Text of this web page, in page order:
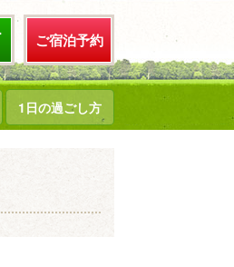
ご宿泊予約
1日の過ごし方